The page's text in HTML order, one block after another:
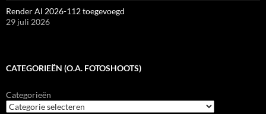
Render AI 2026-112 toegevoegd
29 juli 2026
CATEGORIEËN (O.A. FOTOSHOOTS)
Categorieën